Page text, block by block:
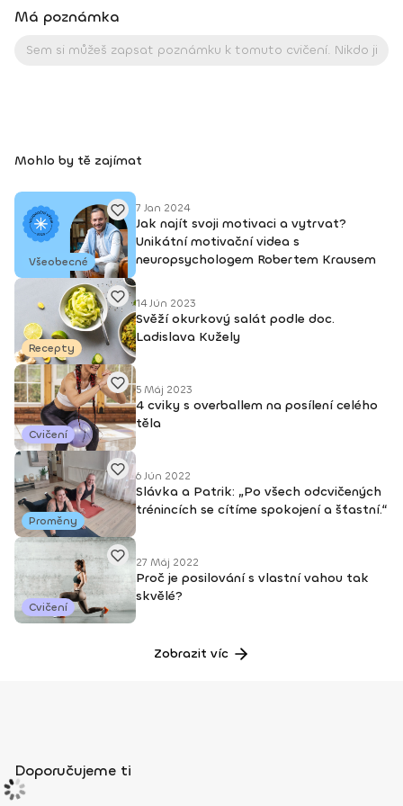
Má poznámka
Mohlo by tě zajímat
Všeobecné
7 Jan 2024
Jak najít svoji motivaci a vytrvat?
Unikátní motivační videa s
neuropsychologem Robertem Krausem
Recepty
14 Jún 2023
Svěží okurkový salát podle doc.
Ladislava Kužely
Cvičení
5 Máj 2023
4 cviky s overballem na posílení celého
těla
Proměny
6 Jún 2022
Slávka a Patrik: „Po všech odcvičených
trénincích se cítíme spokojení a šťastní.“
Cvičení
27 Máj 2022
Proč je posilování s vlastní vahou tak
skvělé?
Zobrazit víc
Doporučujeme ti